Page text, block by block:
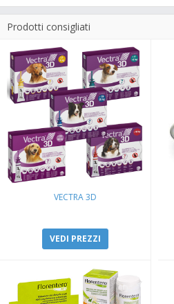
Prodotti consigliati
VECTRA 3D
VEDI PREZZI